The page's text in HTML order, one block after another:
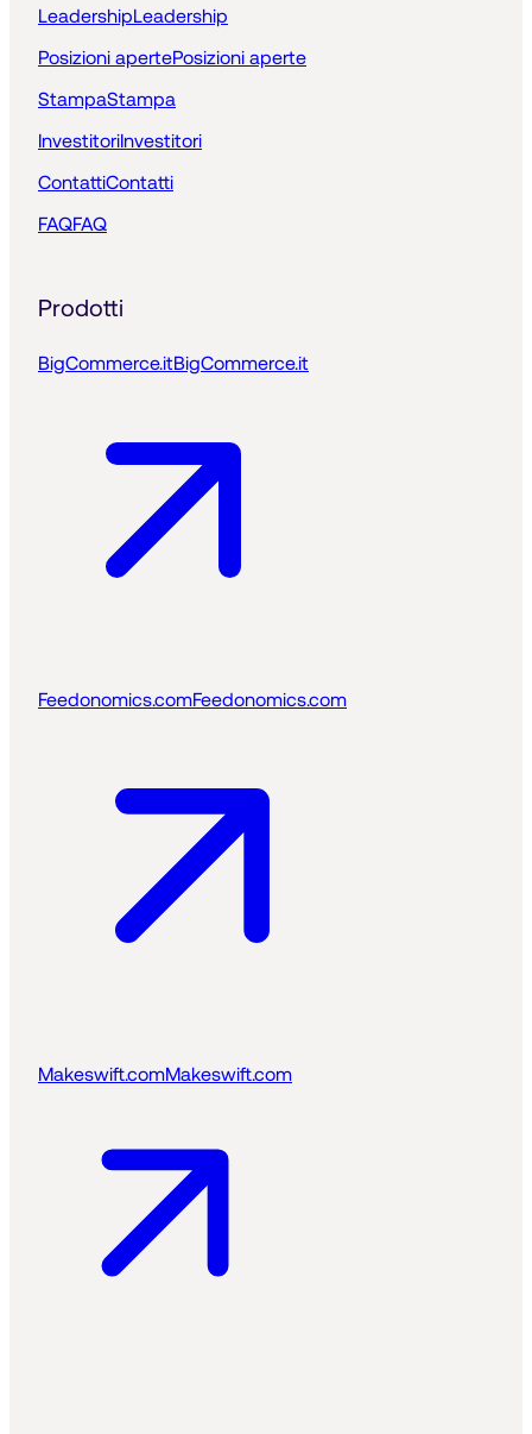
LeadershipLeadership
Posizioni apertePosizioni aperte
StampaStampa
InvestitoriInvestitori
ContattiContatti
FAQFAQ
Prodotti
BigCommerce.itBigCommerce.it
Feedonomics.comFeedonomics.com
Makeswift.comMakeswift.com